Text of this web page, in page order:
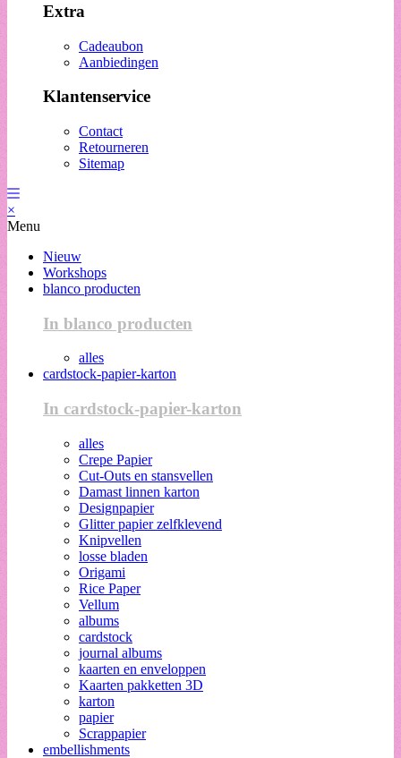
Extra
Cadeaubon
Aanbiedingen
Klantenservice
Contact
Retourneren
Sitemap
×
Menu
Nieuw
Workshops
blanco producten
In blanco producten
alles
cardstock-papier-karton
In cardstock-papier-karton
alles
Crepe Papier
Cut-Outs en stansvellen
Damast linnen karton
Designpapier
Glitter papier zelfklevend
Knipvellen
losse bladen
Origami
Rice Paper
Vellum
albums
cardstock
journal albums
kaarten en enveloppen
Kaarten pakketten 3D
karton
papier
Scrappapier
embellishments